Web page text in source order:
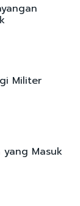
Militer
yang Masuk